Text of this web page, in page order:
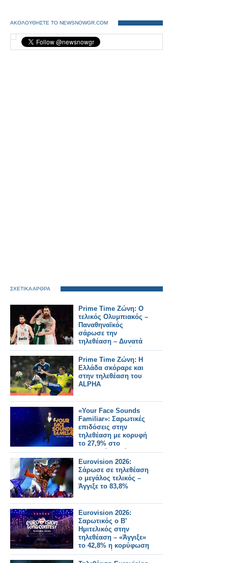
ΑΚΟΛΟΥΘΗΣΤΕ ΤΟ NEWSNOWGR.COM
ΣΧΕΤΙΚΑ ΑΡΘΡΑ
Prime Time Ζώνη: Ο
τελικός Ολυμπιακός –
Παναθηναϊκός
σάρωσε την
τηλεθέαση – Δυνατά
το «Να Μ' Αγαπάς»
και το «Μπαμπά Σ'
Αγαπώ»
Prime Time Ζώνη: Η
Ελλάδα σκόραρε και
στην τηλεθέαση του
ALPHA
«Your Face Sounds
Familiar»: Σαρωτικές
επιδόσεις στην
τηλεθέαση με κορυφή
το 27,9% στο
δυναμικό κοινό
Eurovision 2026:
Σάρωσε σε τηλεθέαση
ο μεγάλος τελικός –
Άγγιξε το 83,8%
Eurovision 2026:
Σαρωτικός ο Β’
Ημιτελικός στην
τηλεθέαση – «Άγγιξε»
το 42,8% η κορύφωση
της βραδιάς